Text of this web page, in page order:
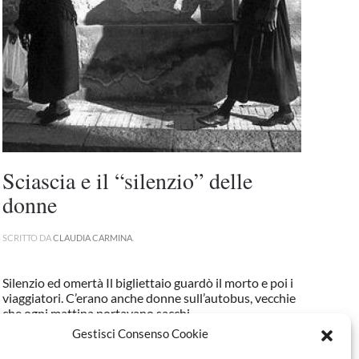
Gestisci Consenso Cookie
Sciascia e il “silenzio” delle
donne
SCRITTO DACLAUDIA CARMINA.
Silenzio ed omertà Il bigliettaio guardò il morto e poi i
viaggiatori. C’erano anche donne sull’autobus, vecchie
che ogni mattina portavano sacchi...